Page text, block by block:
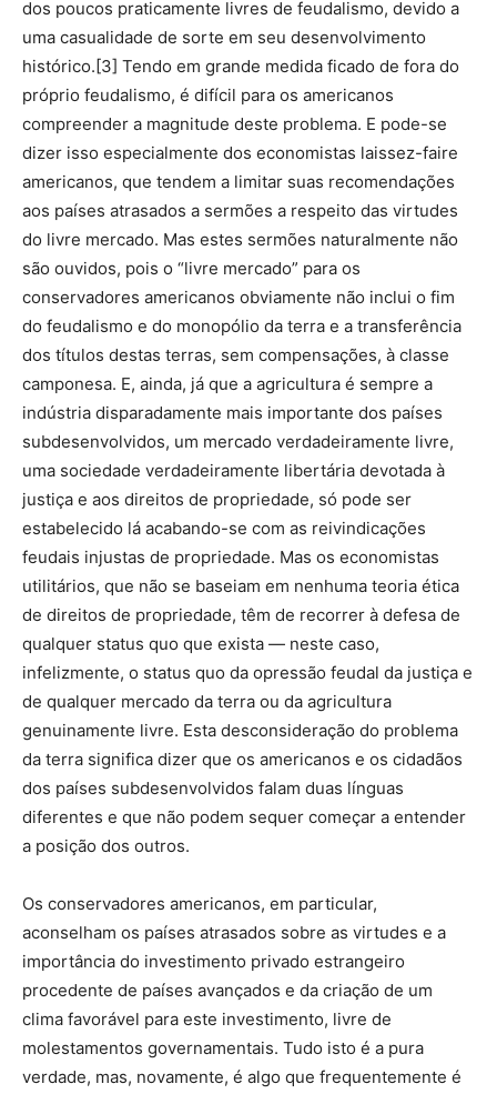
dos poucos praticamente livres de feudalismo, devido a
uma casualidade de sorte em seu desenvolvimento
histórico.[3] Tendo em grande medida ficado de fora do
próprio feudalismo, é difícil para os americanos
compreender a magnitude deste problema. E pode-se
dizer isso especialmente dos economistas laissez-faire
americanos, que tendem a limitar suas recomendações
aos países atrasados a sermões a respeito das virtudes
do livre mercado. Mas estes sermões naturalmente não
são ouvidos, pois o “livre mercado” para os
conservadores americanos obviamente não inclui o fim
do feudalismo e do monopólio da terra e a transferência
dos títulos destas terras, sem compensações, à classe
camponesa. E, ainda, já que a agricultura é sempre a
indústria disparadamente mais importante dos países
subdesenvolvidos, um mercado verdadeiramente livre,
uma sociedade verdadeiramente libertária devotada à
justiça e aos direitos de propriedade, só pode ser
estabelecido lá acabando-se com as reivindicações
feudais injustas de propriedade. Mas os economistas
utilitários, que não se baseiam em nenhuma teoria ética
de direitos de propriedade, têm de recorrer à defesa de
qualquer status quo que exista — neste caso,
infelizmente, o status quo da opressão feudal da justiça e
de qualquer mercado da terra ou da agricultura
genuinamente livre. Esta desconsideração do problema
da terra significa dizer que os americanos e os cidadãos
dos países subdesenvolvidos falam duas línguas
diferentes e que não podem sequer começar a entender
a posição dos outros.
Os conservadores americanos, em particular,
aconselham os países atrasados sobre as virtudes e a
importância do investimento privado estrangeiro
procedente de países avançados e da criação de um
clima favorável para este investimento, livre de
molestamentos governamentais. Tudo isto é a pura
verdade, mas, novamente, é algo que frequentemente é